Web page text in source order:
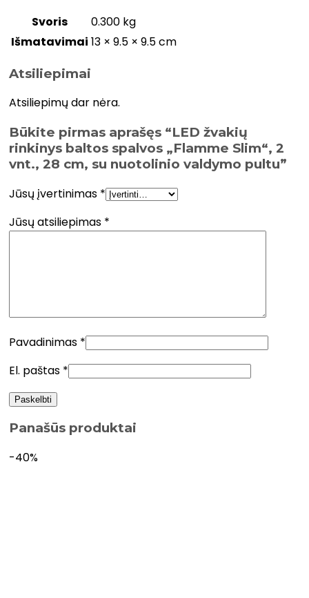
Svoris
0.300 kg
Išmatavimai 13 × 9.5 × 9.5 cm
Atsiliepimai
Atsiliepimų dar nėra.
Būkite pirmas aprašęs “LED žvakių
rinkinys baltos spalvos „Flamme Slim“, 2
vnt., 28 cm, su nuotolinio valdymo pultu”
Jūsų įvertinimas *
Jūsų atsiliepimas *
Pavadinimas *
El. paštas *
Panašūs produktai
-40%